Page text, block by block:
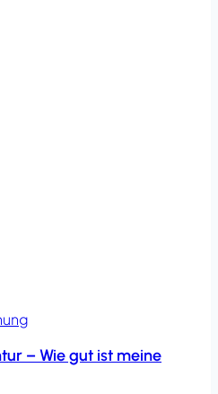
– Wie gut ist meine